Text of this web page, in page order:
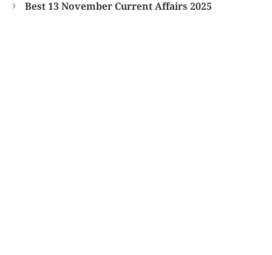
Best 13 November Current Affairs 2025